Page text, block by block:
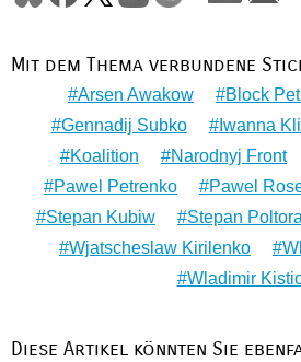
Mit dem Thema verbundene
Arsen Awakow
Block
Gennadij Subko
Iwanna
Koalition
Narodnyj Front
Pawel Petrenko
Pawel
Stepan Kubiw
Stepan
Wjatscheslaw Kirilenko
Wladimir
Diese Artikel könnten Sie